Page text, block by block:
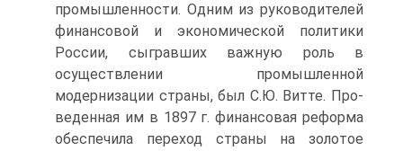
промышленно­сти. Одним из руководителей
финансовой и экономической политики
России, сыгравших важную роль в
осуществлении промышленной
модернизации страны, был С.Ю. Витте. Про­
веденная им в 1897 г. финансовая реформа
обеспечила пере­ход страны на золотое